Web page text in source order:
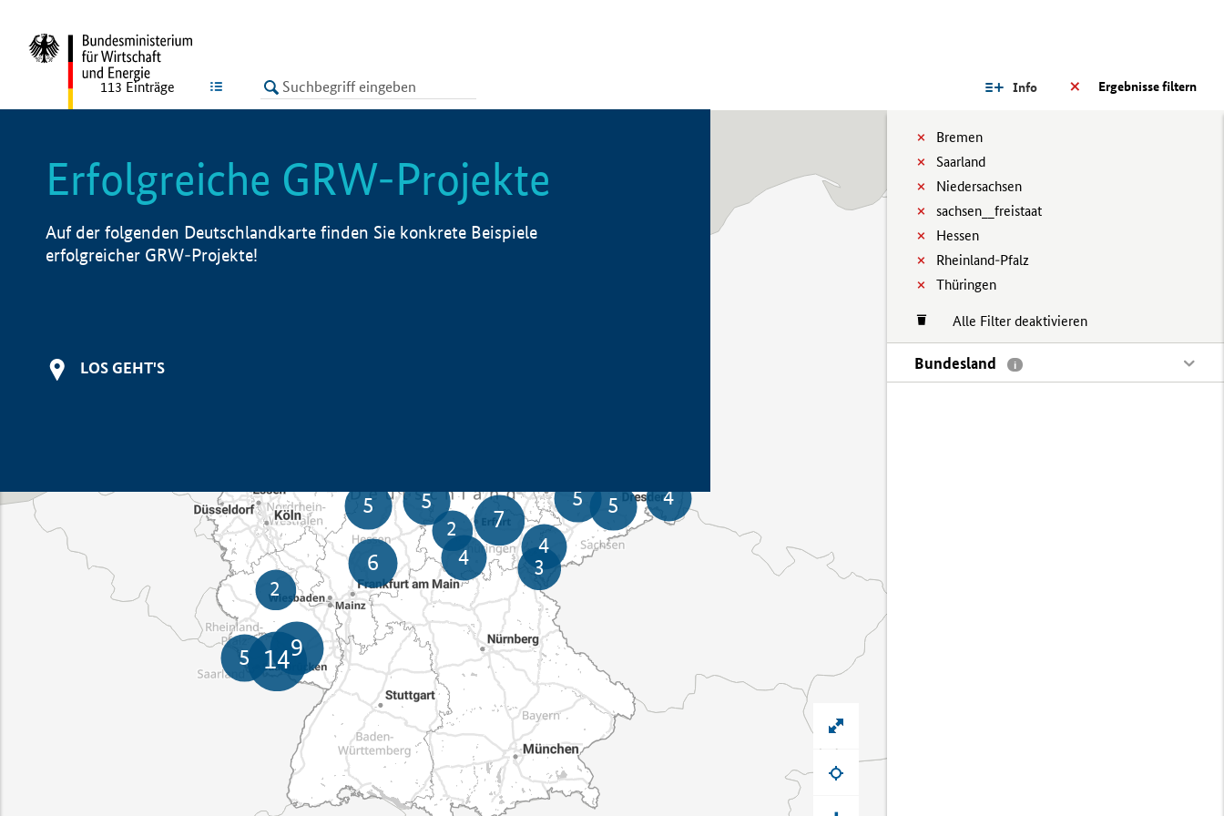
LISTE Ergebnisse filtern
Info
Bremen
Saarland
Niedersachsen
sachsen__freistaat
Hessen
Rheinland-Pfalz
Thüringen
Alle Filter deaktivieren
Bundesland i
113 Einträge
Erfolgreiche GRW-Projekte
Auf der folgenden Deutschlandkarte finden Sie konkrete Beispiele
erfolgreicher GRW-Projekte!
LOS GEHT'S